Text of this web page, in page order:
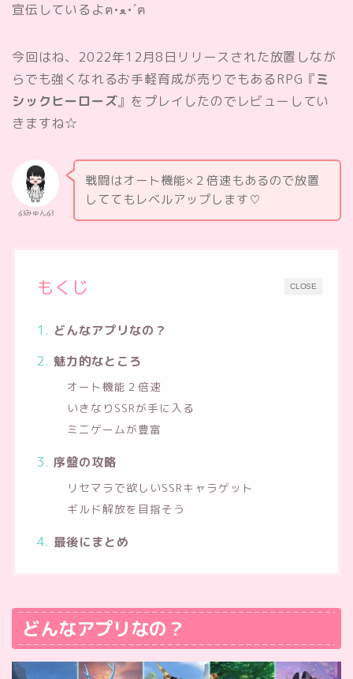
宣伝しているよฅ•ﻌ•´ฅ
今回はね、2022年12月8日リリースされた放置しなが
らでも強くなれるお手軽育成が売りでもあるRPG『ミ
シックヒーローズ』をプレイしたのでレビューしてい
きますね☆
໒꒱みゅん໒꒱
戦闘はオート機能×２倍速もあるので放置
しててもレベルアップします♡
CLOSE
もくじ
どんなアプリなの？
魅力的なところ
オート機能２倍速
いきなりSSRが手に入る
ミニゲームが豊富
序盤の攻略
リセマラで欲しいSSRキャラゲット
ギルド解放を目指そう
最後にまとめ
どんなアプリなの？